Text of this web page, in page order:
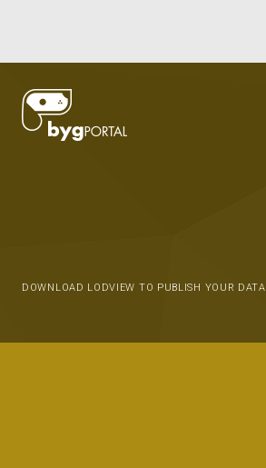
DOWNLOAD LODVIEW TO PUBLISH YOUR DATA